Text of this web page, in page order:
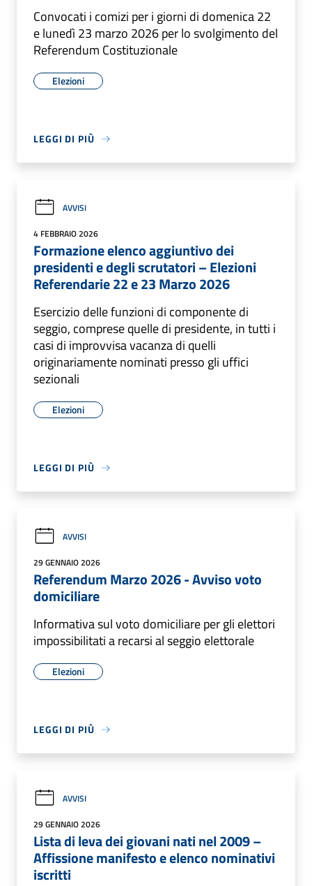
Convocati i comizi per i giorni di domenica 22
e lunedì 23 marzo 2026 per lo svolgimento del
Referendum Costituzionale
Elezioni
LEGGI DI PIÙ
AVVISI
4 FEBBRAIO 2026
Formazione elenco aggiuntivo dei
presidenti e degli scrutatori – Elezioni
Referendarie 22 e 23 Marzo 2026
Esercizio delle funzioni di componente di
seggio, comprese quelle di presidente, in tutti i
casi di improvvisa vacanza di quelli
originariamente nominati presso gli uffici
sezionali
Elezioni
LEGGI DI PIÙ
AVVISI
29 GENNAIO 2026
Referendum Marzo 2026 - Avviso voto
domiciliare
Informativa sul voto domiciliare per gli elettori
impossibilitati a recarsi al seggio elettorale
Elezioni
LEGGI DI PIÙ
AVVISI
29 GENNAIO 2026
Lista di leva dei giovani nati nel 2009 –
Affissione manifesto e elenco nominativi
iscritti